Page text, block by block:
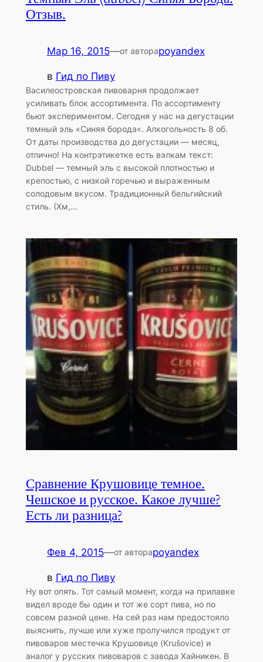
Отзыв.
Мар 16, 2015—от автораpoyandex
в Гид по Пиву
Василеостровская пивоварня продолжает
усиливать блок ассортимента. По ассортименту
бьют экспериментом. Сегодня у нас на дегустации
темный эль «Синяя борода«. Алкогольность 8 об.
От даты производства до дегустации — месяц,
отлично! На контрэтикетке есть вэлкам текст:
Dubbel — темный эль с высокой плотностью и
крепостью, с низкой горечью и выраженным
солодовым вкусом. Традиционный бельгийский
стиль. (Хм,…
Сравнение Крушовице темное.
Чешское и русское. Какое лучше?
Есть ли разница?
Фев 4, 2015—от автораpoyandex
в Гид по Пиву
Ну вот опять. Тот самый момент, когда на прилавке
видел вроде бы один и тот же сорт пива, но по
совсем разной цене. На сей раз нам предостояло
выяснить, лучше или хуже пролучился продукт от
пивоваров местечка Крушовице (Krušovice) и
аналог у русских пивоваров с завода Хайникен. В